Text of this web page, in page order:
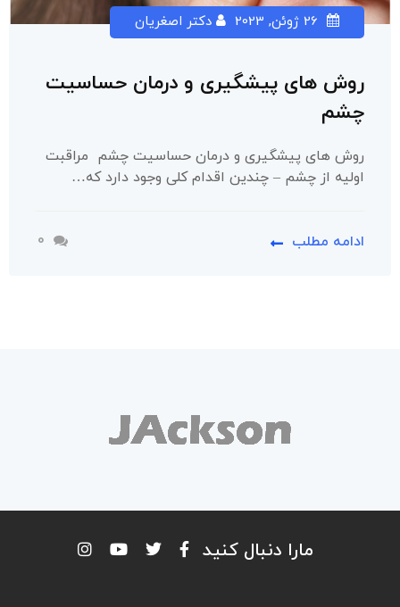
دکتر اصغریان
روش های پیشگیری و درمان حساسیت
چشم
روش های پیشگیری و درمان حساسیت چشم مراقبت
اولیه از چشم – چندین اقدام کلی وجود دارد که…
ادامه مطلب 0
مارا دنبال کنید